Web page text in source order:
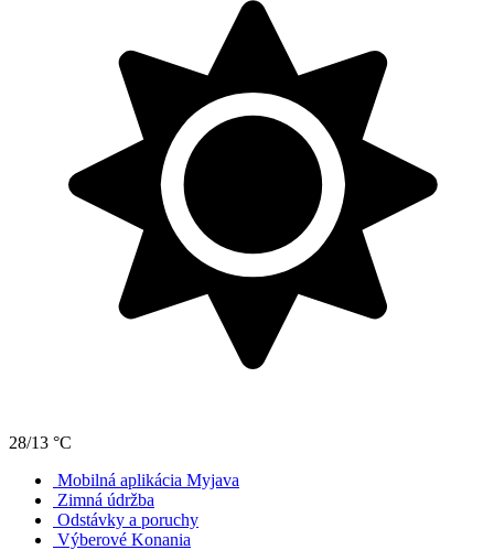
28/13 °C
Mobilná aplikácia Myjava
Zimná údržba
Odstávky a poruchy
Výberové Konania